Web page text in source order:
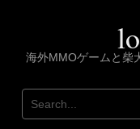
海外MMOゲームと柴